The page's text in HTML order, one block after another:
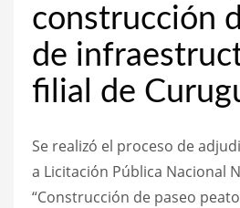
construcción
de
filial de
Se realizó el proceso de
a Licitación Pública Nacional
“Construcción de paseo